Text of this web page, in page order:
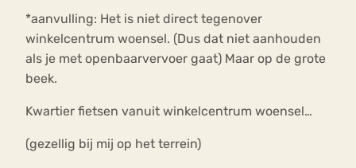
*aanvulling: Het is niet direct tegenover
winkelcentrum woensel. (Dus dat niet aanhouden
als je met openbaarvervoer gaat) Maar op de grote
beek.
Kwartier fietsen vanuit winkelcentrum woensel…
(gezellig bij mij op het terrein)